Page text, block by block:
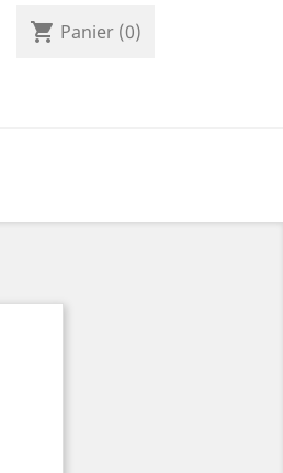
shopping_cart Panier (0)